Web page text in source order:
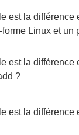
est la différence
forme Linux et un
est la différence
?
est la différence